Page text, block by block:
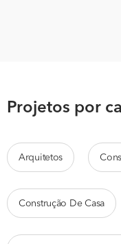
Projetos por
Arquitetos
Construção De Casa